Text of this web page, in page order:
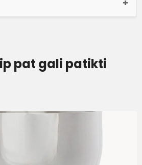
pat gali patikti